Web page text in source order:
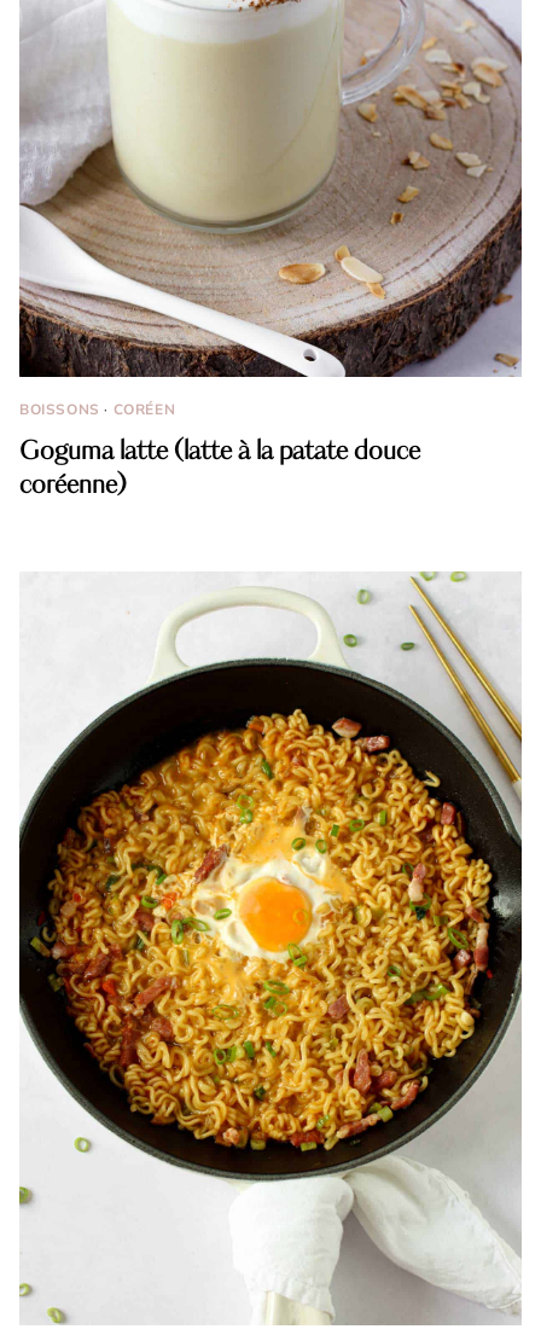
BOISSONS · CORÉEN
Goguma latte (latte à la patate douce
coréenne)